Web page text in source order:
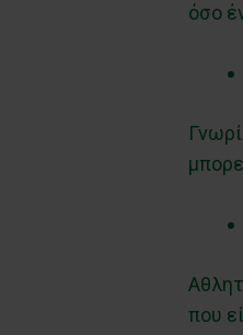
όσο
που